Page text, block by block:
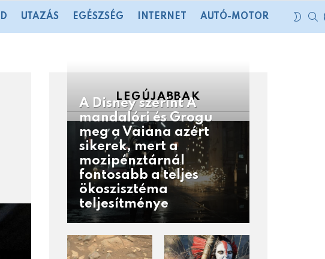
UTAZÁS EGÉSZSÉG INTERNET AUTÓ-MOTOR
LEGÚJABBAK
A Disney szerint A
mandalóri és Grogu
meg a Vaiana azért
sikerek, mert a
mozipénztárnál
fontosabb a teljes
ökoszisztéma
teljesítménye